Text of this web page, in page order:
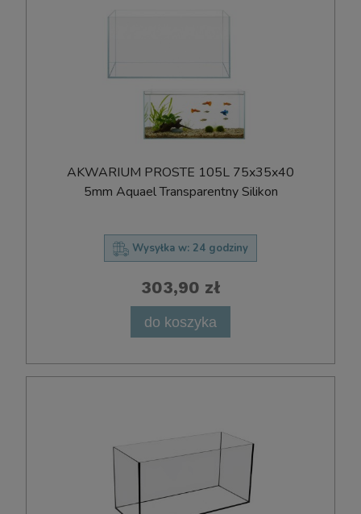
AKWARIUM PROSTE 105L 75x35x40
5mm Aquael Transparentny Silikon
Wysyłka w: 24 godziny
303,90 zł
do koszyka